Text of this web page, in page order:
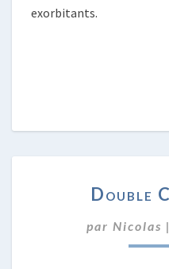
exorbitants.
Double
par Nicolas |